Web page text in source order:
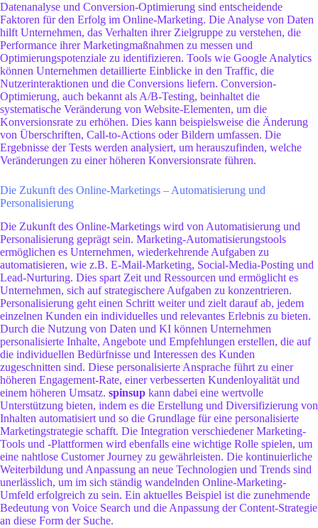
Datenanalyse und Conversion-Optimierung sind entscheidende
Faktoren für den Erfolg im Online-Marketing. Die Analyse von Daten
hilft Unternehmen, das Verhalten ihrer Zielgruppe zu verstehen, die
Performance ihrer Marketingmaßnahmen zu messen und
Optimierungspotenziale zu identifizieren. Tools wie Google Analytics
können Unternehmen detaillierte Einblicke in den Traffic, die
Nutzerinteraktionen und die Conversions liefern. Conversion-
Optimierung, auch bekannt als A/B-Testing, beinhaltet die
systematische Veränderung von Website-Elementen, um die
Konversionsrate zu erhöhen. Dies kann beispielsweise die Änderung
von Überschriften, Call-to-Actions oder Bildern umfassen. Die
Ergebnisse der Tests werden analysiert, um herauszufinden, welche
Veränderungen zu einer höheren Konversionsrate führen.
Die Zukunft des Online-Marketings – Automatisierung und
Personalisierung
Die Zukunft des Online-Marketings wird von Automatisierung und
Personalisierung geprägt sein. Marketing-Automatisierungstools
ermöglichen es Unternehmen, wiederkehrende Aufgaben zu
automatisieren, wie z.B. E-Mail-Marketing, Social-Media-Posting und
Lead-Nurturing. Dies spart Zeit und Ressourcen und ermöglicht es
Unternehmen, sich auf strategischere Aufgaben zu konzentrieren.
Personalisierung geht einen Schritt weiter und zielt darauf ab, jedem
einzelnen Kunden ein individuelles und relevantes Erlebnis zu bieten.
Durch die Nutzung von Daten und KI können Unternehmen
personalisierte Inhalte, Angebote und Empfehlungen erstellen, die auf
die individuellen Bedürfnisse und Interessen des Kunden
zugeschnitten sind. Diese personalisierte Ansprache führt zu einer
höheren Engagement-Rate, einer verbesserten Kundenloyalität und
einem höheren Umsatz. spinsup kann dabei eine wertvolle
Unterstützung bieten, indem es die Erstellung und Diversifizierung von
Inhalten automatisiert und so die Grundlage für eine personalisierte
Marketingstrategie schafft. Die Integration verschiedener Marketing-
Tools und -Plattformen wird ebenfalls eine wichtige Rolle spielen, um
eine nahtlose Customer Journey zu gewährleisten. Die kontinuierliche
Weiterbildung und Anpassung an neue Technologien und Trends sind
unerlässlich, um im sich ständig wandelnden Online-Marketing-
Umfeld erfolgreich zu sein. Ein aktuelles Beispiel ist die zunehmende
Bedeutung von Voice Search und die Anpassung der Content-Strategie
an diese Form der Suche.